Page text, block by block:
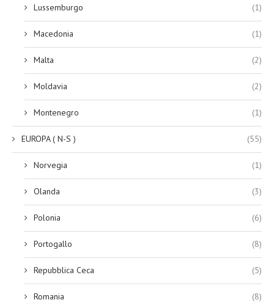
Lussemburgo (1)
Macedonia (1)
Malta (2)
Moldavia (2)
Montenegro (1)
EUROPA ( N-S ) (55)
Norvegia (1)
Olanda (3)
Polonia (6)
Portogallo (8)
Repubblica Ceca (5)
Romania (8)